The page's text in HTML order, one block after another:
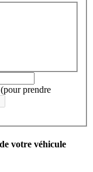
prendre
votre véhicule